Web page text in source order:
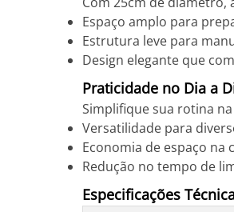
Espaço amplo para
Estrutura leve para
Design elegante que
Praticidade no Dia a
Simplifique sua rotina
Versatilidade para
Economia de espaço na
Redução no tempo de
Especificações